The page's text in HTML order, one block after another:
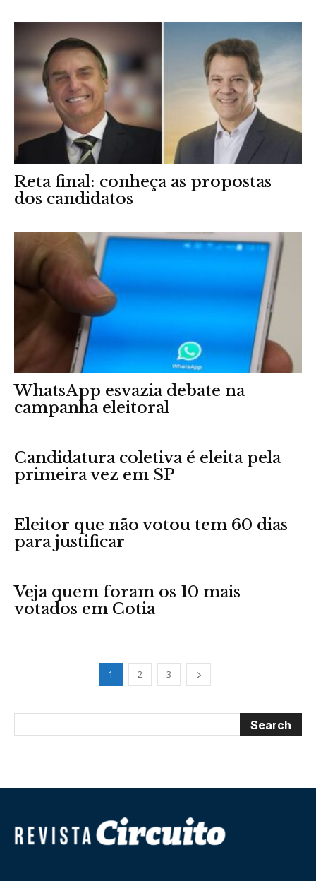
Reta final: conheça as propostas
dos candidatos
WhatsApp esvazia debate na
campanha eleitoral
Candidatura coletiva é eleita pela
primeira vez em SP
Eleitor que não votou tem 60 dias
para justificar
Veja quem foram os 10 mais
votados em Cotia
1 2 3